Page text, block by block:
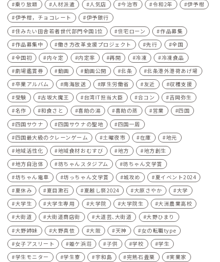
乗り放題
人材派遣 人気店 今治市 令和2年
伊予柑
伊予柑，チョコレート
伊予銀行
住みたい田舎若者世代部門全国1位
住宅ローン
作品募集
作品募集中
働き方改革支援プロジェクト 先行
全国
全国初
内々定 内定率 再開 冷凍
冷凍食品
劇場鑑賞券
動画 動画公開 北条
北条港外港荷あげ場
卒業アルバム
南海放送 厚生労働省 友近
収穫支援
受験
古坂大魔王 台湾IT担当大臣 合コン
吉岡弥生
名作
和食さと 喜助の湯 喜助の蒸 営業
四国
四国サウナ
四国サウナの聖地
四国一周
四国最大級のクレーンゲーム
土曜夜市 在庫
地元
地域活性化
地域食材おむすび 地方
地方創生
地方自治体
坊ちゃんスタジアム
坊ちゃん文学賞
坊ちゃん電車
坊っちゃん文学賞 城攻め
夏イベント2024
夏休み
夏目漱石 夏越し祭2024 大原さやか
大学
大学生
大学生専用 大学院 大学院生
大洲農業高校
大街道
大街道商店街 大道芸､大街道
大野ひまり
大野姉妹
大野真依 大阪 天神
女の転職type
女子アスリート
姫ケ浜荘 子供 学校
学生
学生モニター
学生寮 宇和島 完熟石畳栗
実業家